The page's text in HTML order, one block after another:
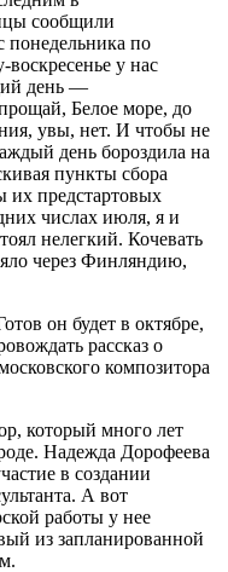
сообщили
понедельника по
у нас
день —
Белое море, до
увы, нет. И чтобы не
день бороздила на
пункты сбора
их предстартовых
числах июля, я и
нелегкий. Кочевать
через Финляндию,
он будет в октябре,
рассказ о
композитора
который много лет
Надежда Дорофеева
в создании
А вот
работы у нее
из запланированной